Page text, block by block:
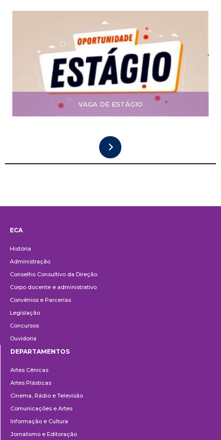
VAGA DE ESTÁGIO
ECA
História
Administração
Conselho Consultivo da Direção
Corpo docente e administrativo
Convênios e Parcerias
Legislação
Concursos
Ouvidoria
DEPARTAMENTOS
Artes Cênicas
Artes Plásticas
Cinema, Rádio e Televisão
Comunicações e Artes
Informação e Cultura
Jornalismo e Editoração